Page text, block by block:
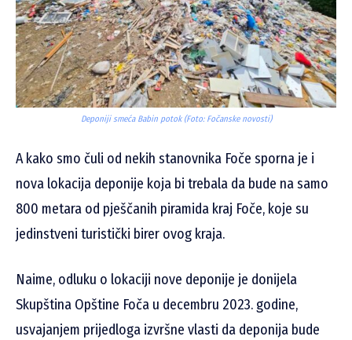
Deponiji smeća Babin potok (Foto: Fočanske novosti)
A kako smo čuli od nekih stanovnika Foče sporna je i
nova lokacija deponije koja bi trebala da bude na samo
800 metara od pješčanih piramida kraj Foče, koje su
jedinstveni turistički birer ovog kraja.
Naime, odluku o lokaciji nove deponije je donijela
Skupština Opštine Foča u decembru 2023. godine,
usvajanjem prijedloga izvršne vlasti da deponija bude